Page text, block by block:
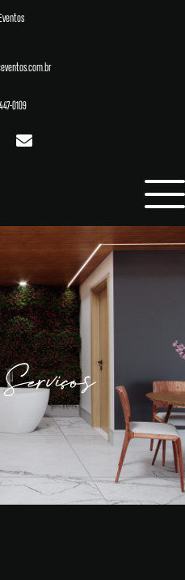
0109
Serviços